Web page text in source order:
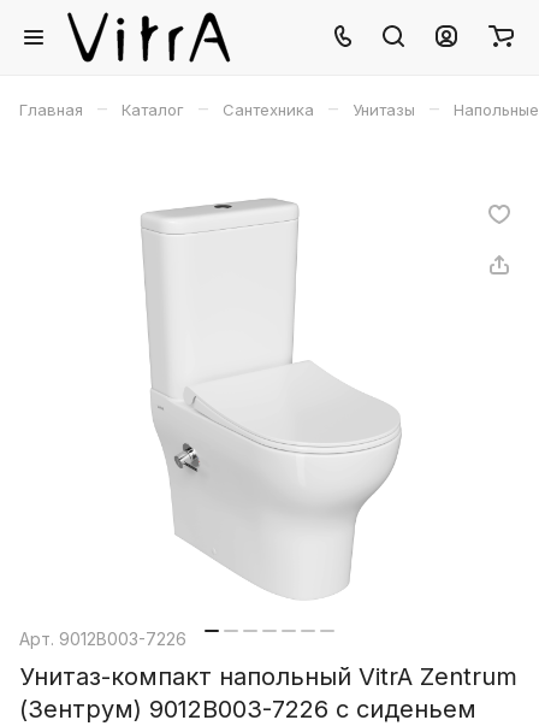
Главная – Каталог – Сантехника – Унитазы – Напольные
Арт. 9012B003-7226
Унитаз-компакт напольный VitrA Zentrum
(Зентрум) 9012B003-7226 с сиденьем